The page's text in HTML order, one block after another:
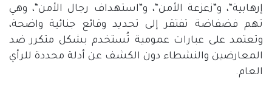
إرهابية“، و“زعزعة الأمن“، و“استهداف رجال الأمن“، وهي
تهم فضفاضة تفتقر إلى تحديد وقائع جنائية واضحة،
وتعتمد على عبارات عمومية تُستخدم بشكل متكرر ضد
المعارضين والنشطاء دون الكشف عن أدلة محددة للرأي
العام.